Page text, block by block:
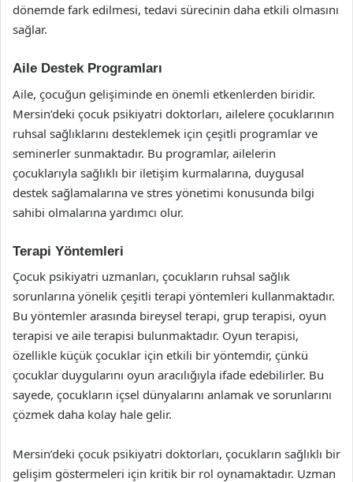
dönemde fark edilmesi, tedavi sürecinin daha etkili olmasını
sağlar.
Aile Destek Programları
Aile, çocuğun gelişiminde en önemli etkenlerden biridir.
Mersin’deki çocuk psikiyatri doktorları, ailelere çocuklarının
ruhsal sağlıklarını desteklemek için çeşitli programlar ve
seminerler sunmaktadır. Bu programlar, ailelerin
çocuklarıyla sağlıklı bir iletişim kurmalarına, duygusal
destek sağlamalarına ve stres yönetimi konusunda bilgi
sahibi olmalarına yardımcı olur.
Terapi Yöntemleri
Çocuk psikiyatri uzmanları, çocukların ruhsal sağlık
sorunlarına yönelik çeşitli terapi yöntemleri kullanmaktadır.
Bu yöntemler arasında bireysel terapi, grup terapisi, oyun
terapisi ve aile terapisi bulunmaktadır. Oyun terapisi,
özellikle küçük çocuklar için etkili bir yöntemdir, çünkü
çocuklar duygularını oyun aracılığıyla ifade edebilirler. Bu
sayede, çocukların içsel dünyalarını anlamak ve sorunlarını
çözmek daha kolay hale gelir.
Mersin’deki çocuk psikiyatri doktorları, çocukların sağlıklı bir
gelişim göstermeleri için kritik bir rol oynamaktadır. Uzman